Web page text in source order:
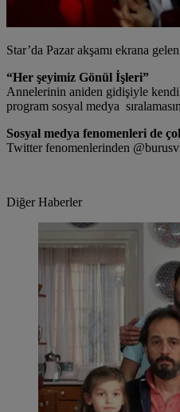
Star’da Pazar akşamı ekrana
“Her şeyimiz Gönül İşleri”
Annelerinin aniden gidişiyle
program sosyal medya
Sosyal medya fenomenleri de
Twitter fenomenlerinden
Diğer Haberler